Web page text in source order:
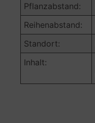
Pflanzabstand:
Reihenabstand:
Standort:
Inhalt: